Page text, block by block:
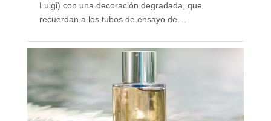
Luigi) con una decoración degradada, que
recuerdan a los tubos de ensayo de ...